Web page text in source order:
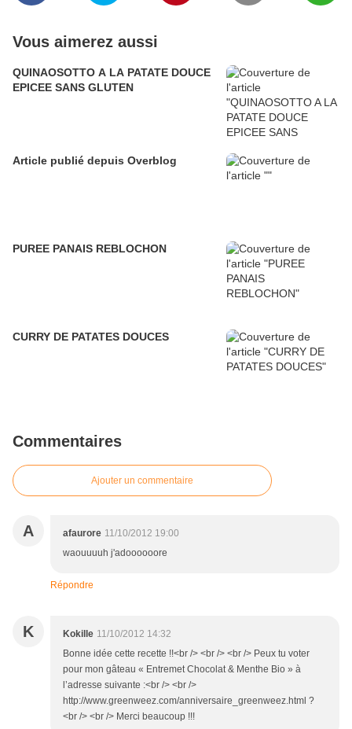
Vous aimerez aussi
QUINAOSOTTO A LA PATATE DOUCE
EPICEE SANS GLUTEN
Article publié depuis Overblog
PUREE PANAIS REBLOCHON
CURRY DE PATATES DOUCES
Commentaires
Ajouter un commentaire
A afaurore 11/10/2012 19:00
waouuuuh j'adoooooore
Répondre
K Kokille 11/10/2012 14:32
Bonne idée cette recette !!<br /> <br /> <br /> Peux tu voter
pour mon gâteau « Entremet Chocolat & Menthe Bio » à
l’adresse suivante :<br /> <br />
http://www.greenweez.com/anniversaire_greenweez.html ?
<br /> <br /> Merci beaucoup !!!